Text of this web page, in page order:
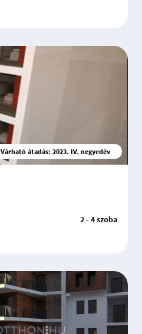
Várható átadás: 2023. IV. negyedév
2 - 4 szoba